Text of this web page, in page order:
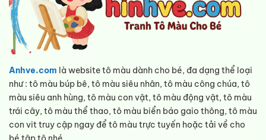
Anhve.com là website tô màu dành cho bé, đa dạng thể loại
như : tô màu búp bê, tô màu siêu nhân, tô màu công chúa, tô
màu siêu anh hùng, tô màu con vật, tô màu động vật, tô màu
trái cây, tô màu thể thao, tô màu biển báo gaio thông, tô màu
con vit truy cập ngay để tô màu trực tuyến hoặc tải về cho